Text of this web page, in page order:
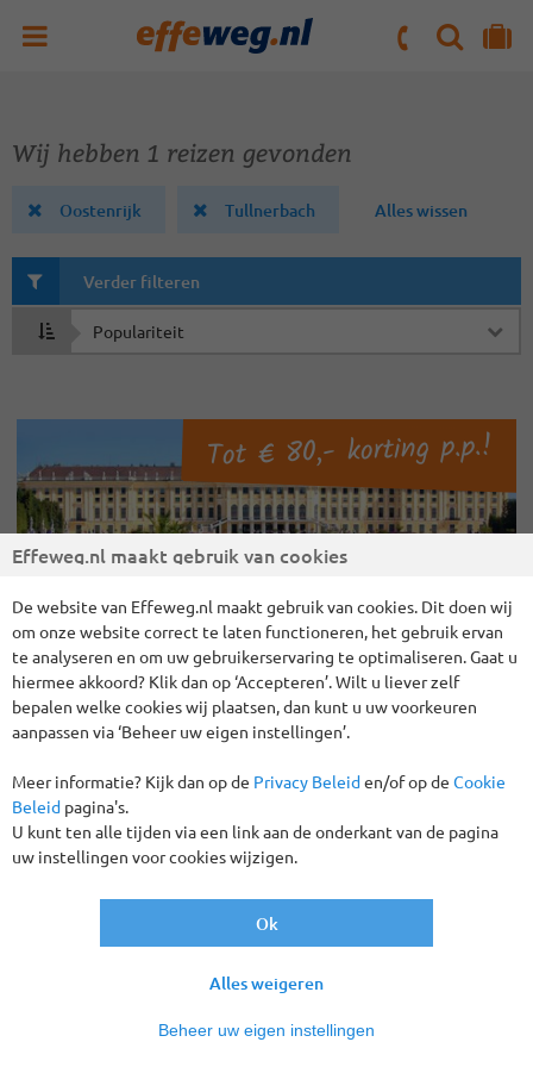
ZOEKENNAAR 'MIJN REIS' OMGEVING
Wij hebben 1 reizen gevonden
Oostenrijk Tullnerbach Alles wissen
Sorteren
Verder filteren
8 dagen Wenen en het Wienerwald
Tot € 80,- korting p.p.!
vanaf€ 599,-
Effeweg.nl maakt gebruik van cookies
De website van Effeweg.nl maakt gebruik van cookies. Dit doen wij
om onze website correct te laten functioneren, het gebruik ervan
te analyseren en om uw gebruikerservaring te optimaliseren. Gaat u
hiermee akkoord? Klik dan op ‘Accepteren’. Wilt u liever zelf
bepalen welke cookies wij plaatsen, dan kunt u uw voorkeuren
aanpassen via ‘Beheer uw eigen instellingen’.
Meer informatie? Kijk dan op de Privacy Beleiden/of op de Cookie
Beleid pagina's.
U kunt ten alle tijden via een link aan de onderkant van de pagina
uw instellingen voor cookies wijzigen.
Beheer uw eigen instellingen
Alles weigeren
Ok